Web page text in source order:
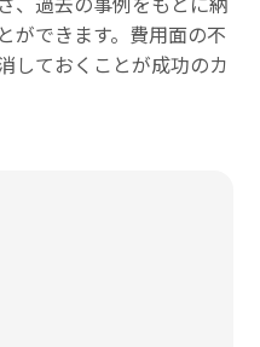
ができます。費用面の不
しておくことが成功のカ